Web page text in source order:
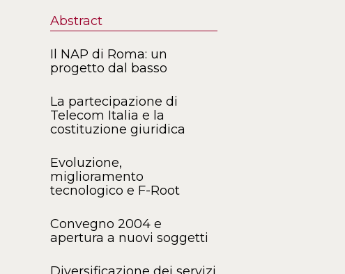
Abstract
Il NAP di Roma: un
progetto dal basso
La partecipazione di
Telecom Italia e la
costituzione giuridica
Evoluzione,
miglioramento
tecnologico e F-Root
Convegno 2004 e
apertura a nuovi soggetti